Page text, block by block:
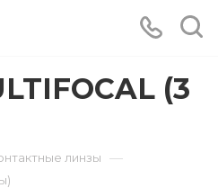
(3
линзы —